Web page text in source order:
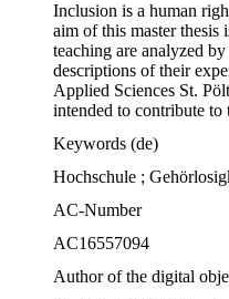
Inclusion is a human
aim of this master
teaching are analyzed
descriptions of their
Applied Sciences St.
intended to contribute
Keywords (de)
Hochschule ;
AC-Number
AC16557094
Author of the digital